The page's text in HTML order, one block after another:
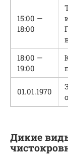
15:00 —
18:00
18:00 —
19:00
01.01.1970
Дикие